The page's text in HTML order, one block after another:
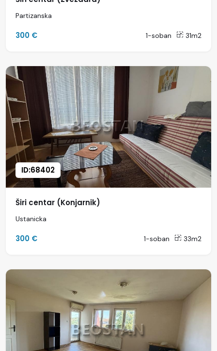
Partizanska
300 € 1-soban 31m2
ID:68402
Širi centar (Konjarnik)
Ustanicka
300 € 1-soban 33m2